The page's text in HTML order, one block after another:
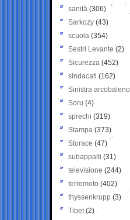
sanità (306)
Sarkozy (43)
scuola (354)
Sestri Levante (2)
Sicurezza (452)
sindacati (162)
Sinistra arcobaleno
Soru (4)
sprechi (319)
Stampa (373)
Storace (47)
subappalti (31)
televisione(244)
terremoto (402)
thyssenkrupp (3)
Tibet(2)